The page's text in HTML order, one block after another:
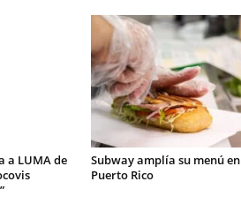
a LUMA de
Subway amplía su menú en
Puerto Rico